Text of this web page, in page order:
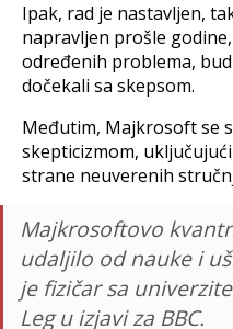
Ipak, rad je nastavljen,
napravljen prošle
određenih problema,
dočekali sa skepsom.
Međutim, Majkrosoft se
skepticizmom,
strane neuverenih
Majkrosoftovo
udaljilo od nauke i
je fizičar sa
Leg u izjavi za BBC.